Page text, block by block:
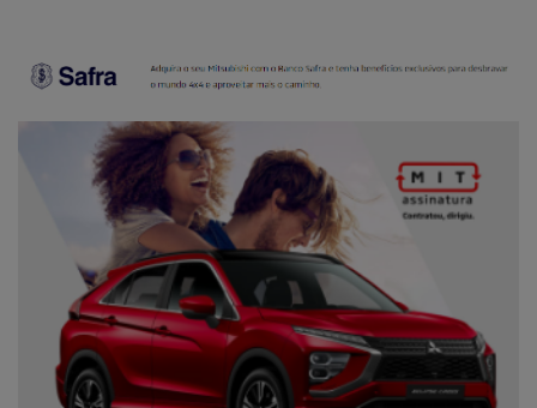
Mundo MIT
Conheça o Mundo MIT e os eventos preparados
exclusivamente para clientes Mitsubishi.